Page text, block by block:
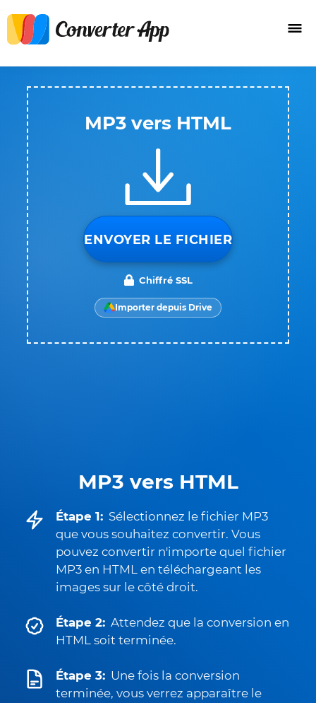
MP3 vers HTML
Étape 1: Sélectionnez le fichier MP3
que vous souhaitez convertir. Vous
pouvez convertir n'importe quel fichier
MP3 en HTML en téléchargeant les
images sur le côté droit.
Étape 2: Attendez que la conversion en
HTML soit terminée.
Étape 3: Une fois la conversion
terminée, vous verrez apparaître le
MP3 vers HTML
ENVOYER LE FICHIER
Chiffré SSL
Importer depuis Drive